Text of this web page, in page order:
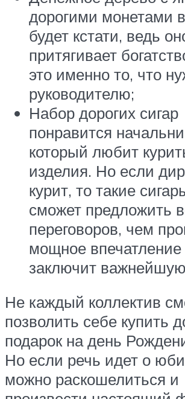
дорогими монетами
будет кстати, ведь
притягивает
это именно то, что
руководителю;
Набор дорогих сигар
понравится
который любит
изделия. Но если
курит, то такие
сможет предложить
переговоров, чем
мощное впечатление
заключит
Не каждый коллектив
позволить себе купить
подарок на день
Но если речь идет о
можно раскошелиться и